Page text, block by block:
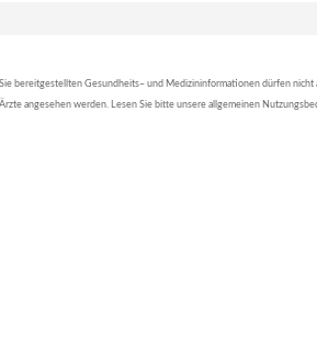
bereitgestellten Gesundheits– und Medizininformationen dürfen nicht
angesehen werden. Lesen Sie bitte unsere allgemeinen